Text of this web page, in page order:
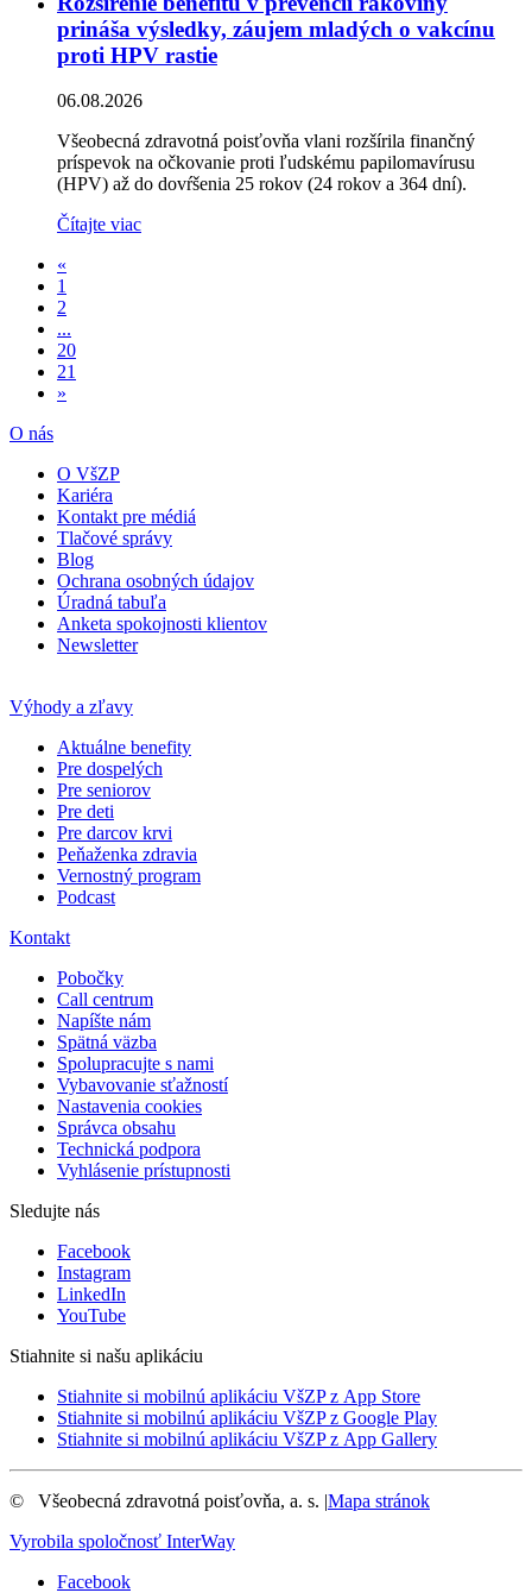
prináša výsledky, záujem mladých o vakcínu
proti HPV rastie
06.08.2026
Všeobecná zdravotná poisťovňa vlani rozšírila finančný
príspevok na očkovanie proti ľudskému papilomavírusu
(HPV) až do dovŕšenia 25 rokov (24 rokov a 364 dní).
Čítajte viac
«
1
2
...
20
21
»
O nás
O VšZP
Kariéra
Kontakt pre médiá
Tlačové správy
Blog
Ochrana osobných údajov
Úradná tabuľa
Anketa spokojnosti klientov
Newsletter
Výhody a zľavy
Aktuálne benefity
Pre dospelých
Pre seniorov
Pre deti
Pre darcov krvi
Peňaženka zdravia
Vernostný program
Podcast
Kontakt
Pobočky
Call centrum
Napíšte nám
Spätná väzba
Spolupracujte s nami
Vybavovanie sťažností
Nastavenia cookies
Správca obsahu
Technická podpora
Vyhlásenie prístupnosti
Sledujte nás
Facebook
Instagram
LinkedIn
YouTube
Stiahnite si našu aplikáciu
Stiahnite si mobilnú aplikáciu VšZP z App Store
Stiahnite si mobilnú aplikáciu VšZP z Google Play
Stiahnite si mobilnú aplikáciu VšZP z App Gallery
© Všeobecná zdravotná poisťovňa, a. s. Mapa stránok
Vyrobila spoločnosť InterWay
Facebook